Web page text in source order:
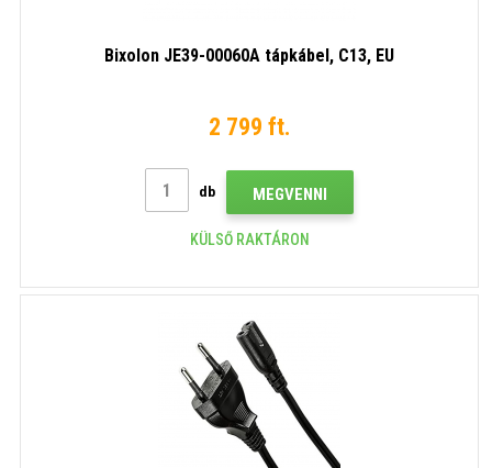
Bixolon JE39-00060A tápkábel, C13, EU
2 799 ft.
db MEGVENNI
KÜLSŐ RAKTÁRON